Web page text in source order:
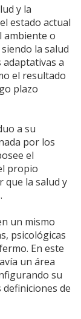
y la
estado actual
ambiente o
la salud
a
el resultado
plazo
a su
por los
el
propio
que la salud y
un mismo
psicológicas
En este
un área
su
definiciones de